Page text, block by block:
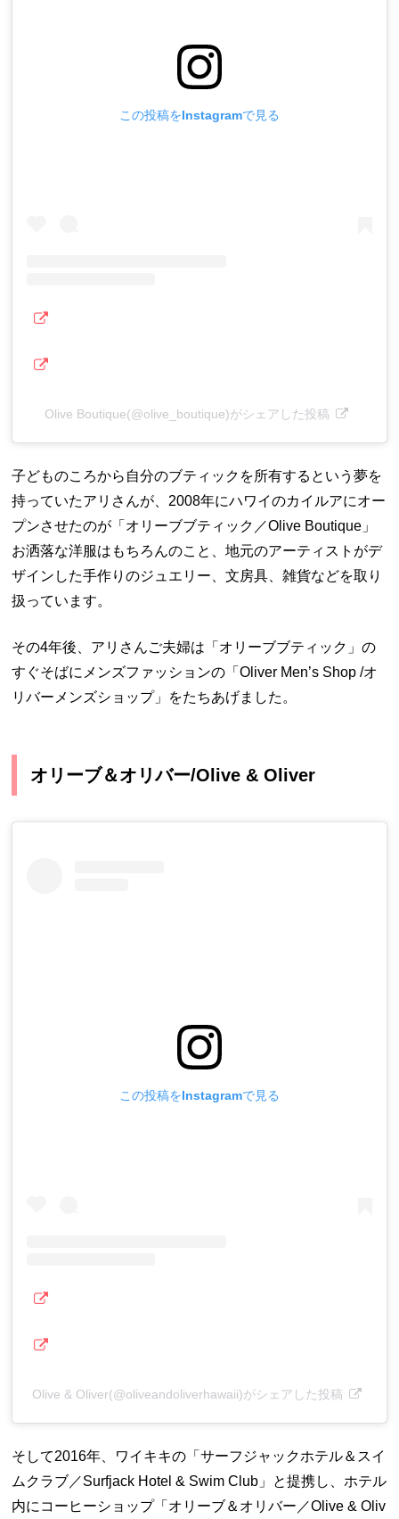
この投稿をInstagramで見る
Olive Boutique(@olive_boutique)がシェアした投稿
子どものころから自分のブティックを所有するという夢を
持っていたアリさんが、2008年にハワイのカイルアにオー
プンさせたのが「オリーブブティック／Olive Boutique」
お洒落な洋服はもちろんのこと、地元のアーティストがデ
ザインした手作りのジュエリー、文房具、雑貨などを取り
扱っています。
その4年後、アリさんご夫婦は「オリーブブティック」の
すぐそばにメンズファッションの「Oliver Men’s Shop /オ
リバーメンズショップ」をたちあげました。
オリーブ＆オリバー/Olive & Oliver
この投稿をInstagramで見る
Olive & Oliver(@oliveandoliverhawaii)がシェアした投稿
そして2016年、ワイキキの「サーフジャックホテル＆スイ
ムクラブ／Surfjack Hotel & Swim Club」と提携し、ホテル
内にコーヒーショップ「オリーブ＆オリバー／Olive & Oliv